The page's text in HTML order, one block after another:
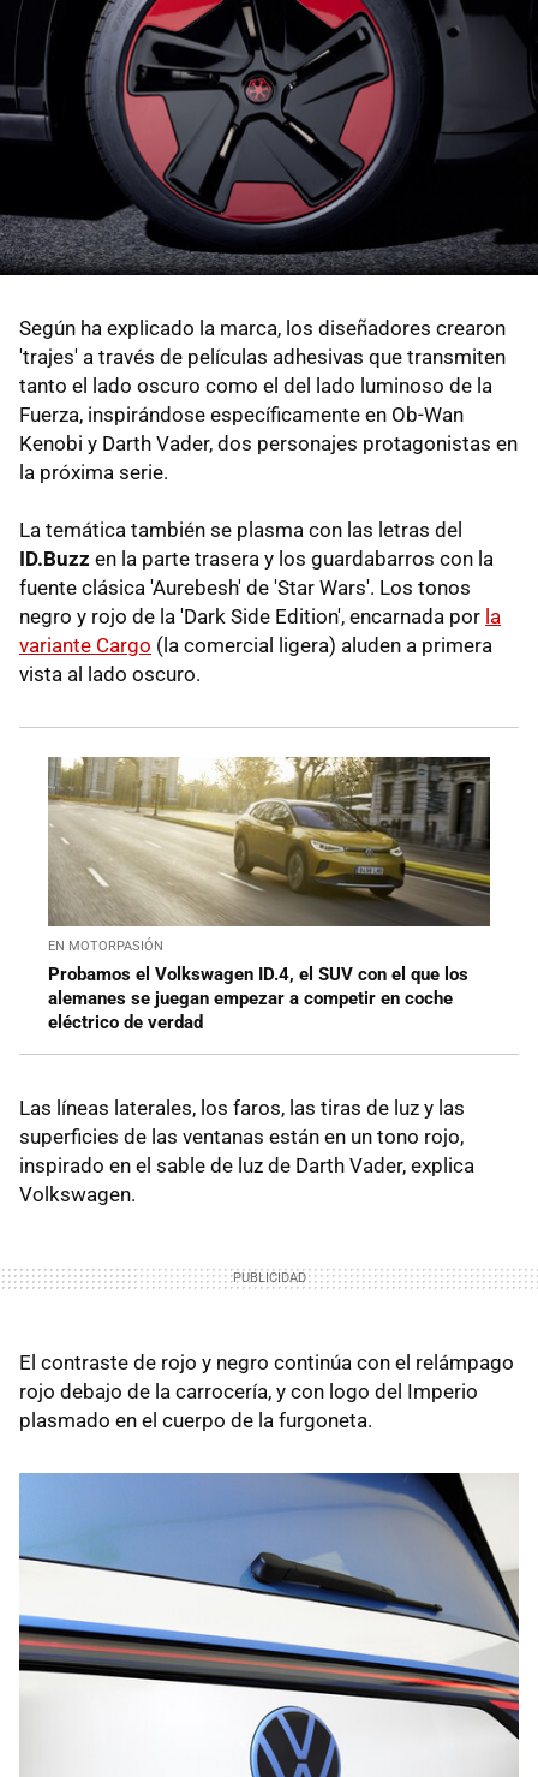
Según ha explicado la marca, los diseñadores crearon
'trajes' a través de películas adhesivas que transmiten
tanto el lado oscuro como el del lado luminoso de la
Fuerza, inspirándose específicamente en Ob-Wan
Kenobi y Darth Vader, dos personajes protagonistas en
la próxima serie.
La temática también se plasma con las letras del
ID.Buzz en la parte trasera y los guardabarros con la
fuente clásica 'Aurebesh' de 'Star Wars'. Los tonos
negro y rojo de la 'Dark Side Edition', encarnada por la
variante Cargo (la comercial ligera) aluden a primera
vista al lado oscuro.
EN MOTORPASIÓN
Probamos el Volkswagen ID.4, el SUV con el que los
alemanes se juegan empezar a competir en coche
eléctrico de verdad
Las líneas laterales, los faros, las tiras de luz y las
superficies de las ventanas están en un tono rojo,
inspirado en el sable de luz de Darth Vader, explica
Volkswagen.
El contraste de rojo y negro continúa con el relámpago
rojo debajo de la carrocería, y con logo del Imperio
plasmado en el cuerpo de la furgoneta.